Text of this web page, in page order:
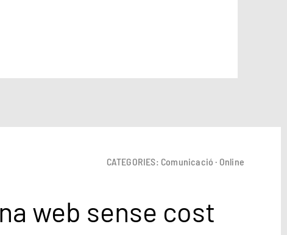
CATEGORIES: Comunicació · Online
web sense cost